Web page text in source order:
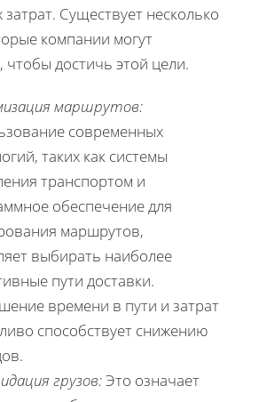
затрат. Существует несколько
компании могут
чтобы достичь этой цели.
маршрутов:
современных
таких как системы
транспортом и
обеспечение для
маршрутов,
выбирать наиболее
пути доставки.
времени в пути и затрат
способствует снижению
грузов:Это означает